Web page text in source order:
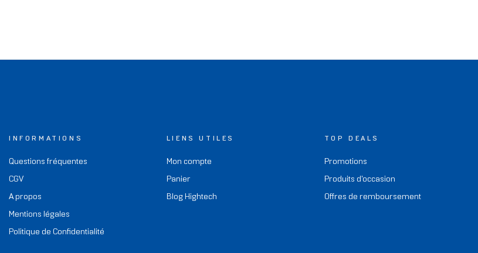
INFORMATIONS
Questions fréquentes
CGV
A propos
Mentions légales
Politique de Confidentialité
LIENS UTILES
Mon compte
Panier
Blog Hightech
TOP DEALS
Promotions
Produits d'occasion
Offres de remboursement